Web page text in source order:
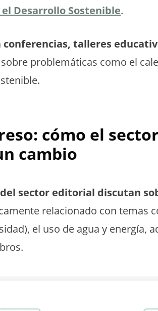
Desarrollo Sostenible.
talleres
sobre problemáticas como el
cómo el
cambio
sector editorial discutan
relacionado con temas
el uso de agua y energía,